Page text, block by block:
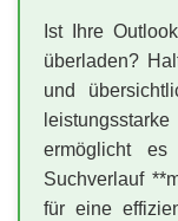
Ist Ihre
überladen?
und
ermöglicht es
Suchverlauf
für eine